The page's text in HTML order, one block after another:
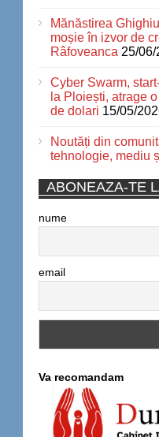
Mănăstirea
moșie în izvor de
Râfoveanca 25/
Cyber Swarm,
la Ploiești, atrage
de dolari 15/05/
Noutăți din
tehnologie, mediu
ABONEAZA-TE
nume
email
Va recomandam